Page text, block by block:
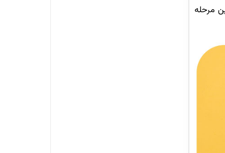
مرحله